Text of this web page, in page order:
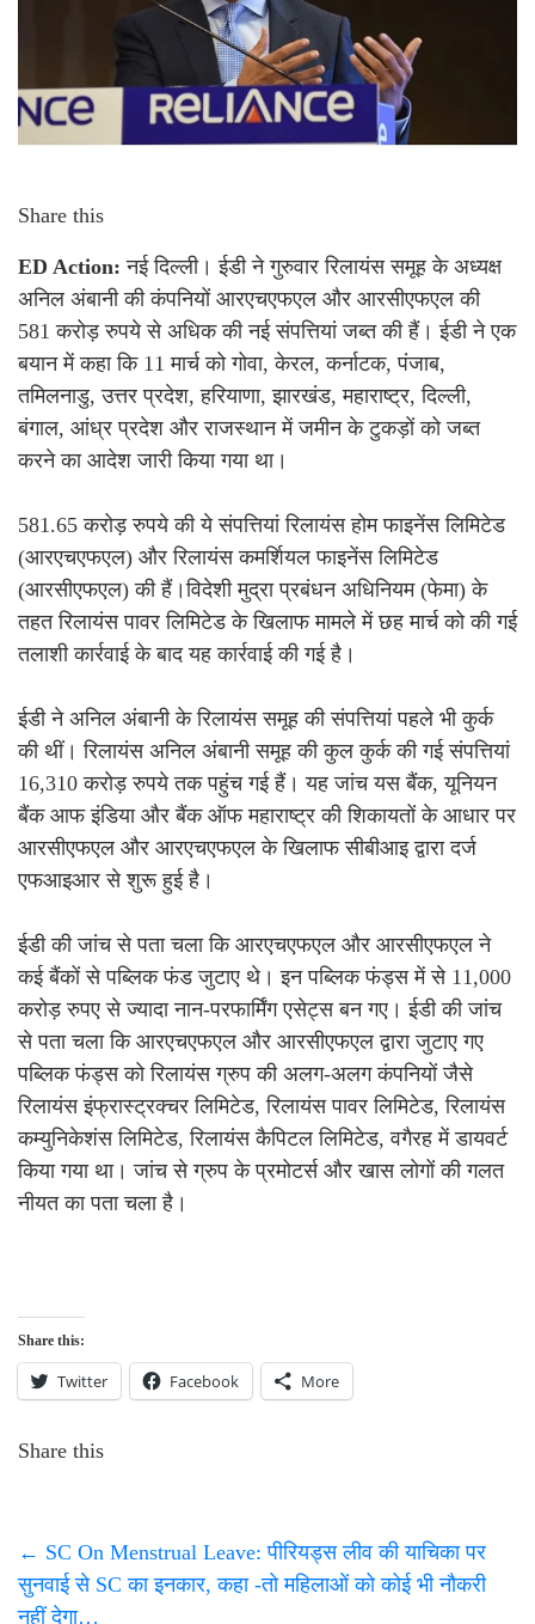
Share this
ED Action: नई दिल्ली। ईडी ने गुरुवार रिलायंस समूह के अध्यक्ष
अनिल अंबानी की कंपनियों आरएचएफएल और आरसीएफएल की
581 करोड़ रुपये से अधिक की नई संपत्तियां जब्त की हैं। ईडी ने एक
बयान में कहा कि 11 मार्च को गोवा, केरल, कर्नाटक, पंजाब,
तमिलनाडु, उत्तर प्रदेश, हरियाणा, झारखंड, महाराष्ट्र, दिल्ली,
बंगाल, आंध्र प्रदेश और राजस्थान में जमीन के टुकड़ों को जब्त
करने का आदेश जारी किया गया था।
581.65 करोड़ रुपये की ये संपत्तियां रिलायंस होम फाइनेंस लिमिटेड
(आरएचएफएल) और रिलायंस कमर्शियल फाइनेंस लिमिटेड
(आरसीएफएल) की हैं।विदेशी मुद्रा प्रबंधन अधिनियम (फेमा) के
तहत रिलायंस पावर लिमिटेड के खिलाफ मामले में छह मार्च को की गई
तलाशी कार्रवाई के बाद यह कार्रवाई की गई है।
ईडी ने अनिल अंबानी के रिलायंस समूह की संपत्तियां पहले भी कुर्क
की थीं। रिलायंस अनिल अंबानी समूह की कुल कुर्क की गई संपत्तियां
16,310 करोड़ रुपये तक पहुंच गई हैं। यह जांच यस बैंक, यूनियन
बैंक आफ इंडिया और बैंक ऑफ महाराष्ट्र की शिकायतों के आधार पर
आरसीएफएल और आरएचएफएल के खिलाफ सीबीआइ द्वारा दर्ज
एफआइआर से शुरू हुई है।
ईडी की जांच से पता चला कि आरएचएफएल और आरसीएफएल ने
कई बैंकों से पब्लिक फंड जुटाए थे। इन पब्लिक फंड्स में से 11,000
करोड़ रुपए से ज्यादा नान-परफार्मिंग एसेट्स बन गए। ईडी की जांच
से पता चला कि आरएचएफएल और आरसीएफएल द्वारा जुटाए गए
पब्लिक फंड्स को रिलायंस ग्रुप की अलग-अलग कंपनियों जैसे
रिलायंस इंफ्रास्ट्रक्चर लिमिटेड, रिलायंस पावर लिमिटेड, रिलायंस
कम्युनिकेशंस लिमिटेड, रिलायंस कैपिटल लिमिटेड, वगैरह में डायवर्ट
किया गया था। जांच से ग्रुप के प्रमोटर्स और खास लोगों की गलत
नीयत का पता चला है।
Share this:
Twitter Facebook More
Share this
← SC On Menstrual Leave: पीरियड्स लीव की याचिका पर
सुनवाई से SC का इनकार, कहा -तो महिलाओं को कोई भी नौकरी
नहीं देगा…